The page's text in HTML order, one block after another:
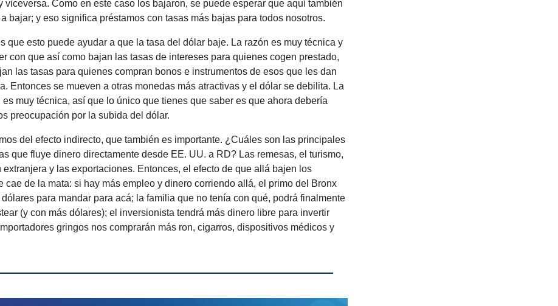
viceversa. Como en este caso los bajaron, se puede esperar que aquí también
bajar; y eso significa préstamos con tasas más bajas para todos nosotros.
que esto puede ayudar a que la tasa del dólar baje. La razón es muy técnica y
con que así como bajan las tasas de intereses para quienes cogen prestado,
las tasas para quienes compran bonos e instrumentos de esos que les dan
Entonces se mueven a otras monedas más atractivas y el dólar se debilita. La
muy técnica, así que lo único que tienes que saber es que ahora debería
preocupación por la subida del dólar.
del efecto indirecto, que también es importante. ¿Cuáles son las principales
que fluye dinero directamente desde EE. UU. a RD? Las remesas, el turismo,
extranjera y las exportaciones. Entonces, el efecto de que allá bajen los
cae de la mata: si hay más empleo y dinero corriendo allá, el primo del Bronx
para mandar para acá; la familia que no tenía con qué, podrá finalmente
(y con más dólares); el inversionista tendrá más dinero libre para invertir
gringos nos comprarán más ron, cigarros, dispositivos médicos y